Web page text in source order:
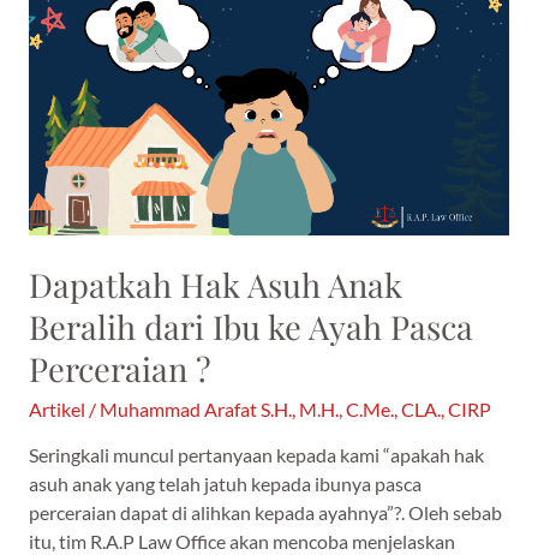
Dapatkah Hak Asuh Anak
Beralih dari Ibu ke Ayah Pasca
Perceraian ?
Artikel / Muhammad Arafat S.H., M.H., C.Me., CLA., CIRP
Seringkali muncul pertanyaan kepada kami “apakah hak
asuh anak yang telah jatuh kepada ibunya pasca
perceraian dapat di alihkan kepada ayahnya”?. Oleh sebab
itu, tim R.A.P Law Office akan mencoba menjelaskan
Hak
Asuh
Beralih
dari
Ibu
ke
Ayah
Pasca
?